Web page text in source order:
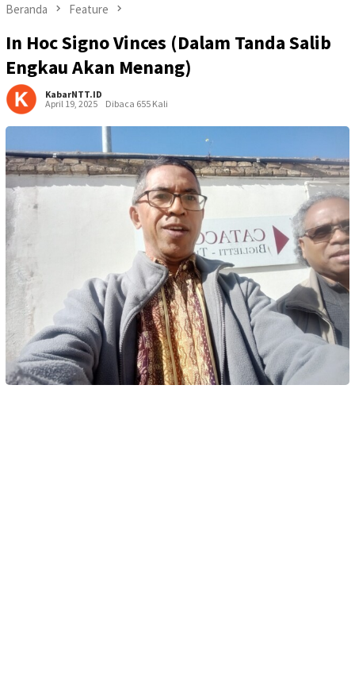
Beranda Feature
In Hoc Signo Vinces (Dalam Tanda Salib
Engkau Akan Menang)
KabarNTT.ID
April 19, 2025
Dibaca 655 Kali